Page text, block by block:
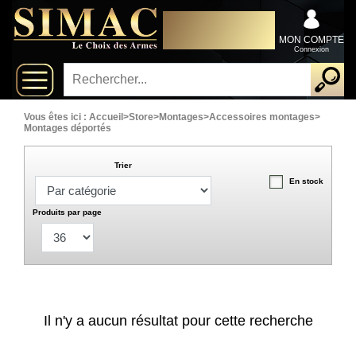
Arrivages
Nouveautés
Promotions
Packs
Top
ventes
Fusils-
Armes
De
xFermer
MON COMPTE
Connexion
Vous êtes ici : Accueil >Store>Montages>Accessoires montages>
Montages déportés
Trier
En stock
Produits par page
Il n'y a aucun résultat pour cette recherche